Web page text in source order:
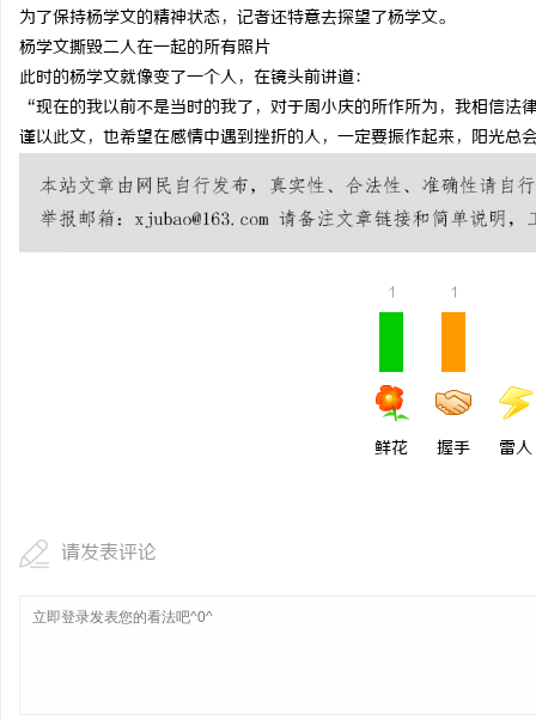
为了保持杨学文的精神状态，记者还特意去探望了杨学文。
杨学文撕毁二人在一起的所有照片
此时的杨学文就像变了一个人，在镜头前讲道：
“现在的我以前不是当时的我了，对于周小庆的所作所为，我相信法
谨以此文，也希望在感情中遇到挫折的人，一定要振作起来，阳光总
1
鲜花
1
握手 雷人
请发表评论